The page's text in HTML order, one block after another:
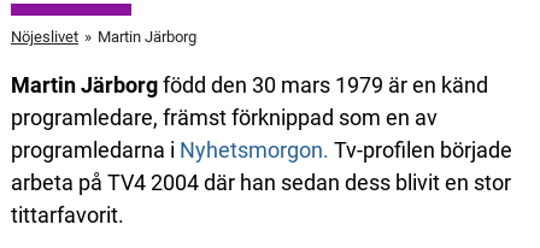
Nöjeslivet » Martin Järborg
Martin Järborgfödd den 30 mars 1979 är en känd
programledare, främst förknippad som en av
programledarna i Nyhetsmorgon. Tv-profilen började
arbeta på TV4 2004 där han sedan dess blivit en stor
tittarfavorit.